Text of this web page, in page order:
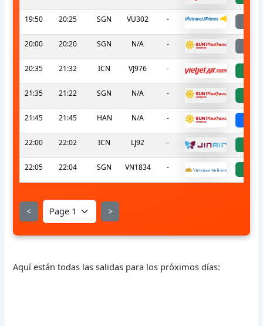
19:50 20:25 SGN VU302 -
20:00 20:20 SGN N/A -
20:35 21:32 ICN VJ976 -
21:35 21:22 SGN N/A -
21:45 21:45 HAN N/A -
22:00 22:02 ICN LJ92 -
22:05 22:04 SGN VN1834 -
< >
Aquí están todas las salidas para los próximos días: